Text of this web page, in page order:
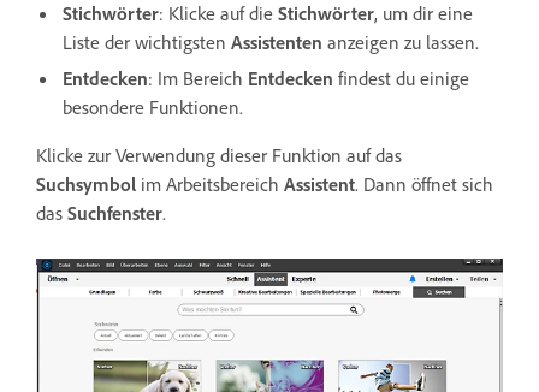
Stichwörter: Klicke auf die Stichwörter, um dir eine
Liste der wichtigsten Assistenten anzeigen zu lassen.
Entdecken: Im Bereich Entdecken findest du einige
besondere Funktionen.
Klicke zur Verwendung dieser Funktion auf das
Suchsymbol im Arbeitsbereich Assistent. Dann öffnet sich
das Suchfenster.